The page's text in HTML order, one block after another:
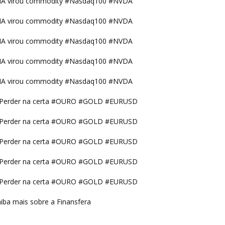
virou commodity #Nasdaq100 #NVDA
virou commodity #Nasdaq100 #NVDA
virou commodity #Nasdaq100 #NVDA
virou commodity #Nasdaq100 #NVDA
na certa #OURO #GOLD #EURUSD
na certa #OURO #GOLD #EURUSD
na certa #OURO #GOLD #EURUSD
na certa #OURO #GOLD #EURUSD
na certa #OURO #GOLD #EURUSD
mais sobre a Finansfera